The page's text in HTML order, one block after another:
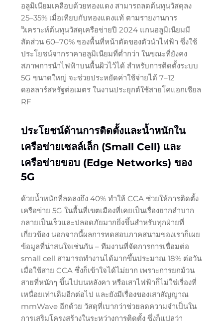
อลูมิเนียมเคลือบด้วยทองแดง สามารถลดต้นทุนวัสดุลง
25–35% เมื่อเทียบกับทองแดงแท้ ตามรายงานการ
วิเคราะห์ต้นทุนวัสดุเครือข่ายปี 2024 แกนอลูมิเนียมมี
สัดส่วน 60–70% ของพื้นที่หน้าตัดของตัวนำไฟฟ้า ซึ่งใช้
ประโยชน์จากราคาอลูมิเนียมที่ต่ำกว่า ในขณะที่ยังคง
สภาพการนำไฟฟ้าบนพื้นผิวไว้ได้ สำหรับการติดตั้งระบบ
5G ขนาดใหญ่ จะช่วยประหยัดค่าใช้จ่ายได้ 7–12
ดอลลาร์สหรัฐต่อเมตร ในงานประยุกต์ใช้สายโคแอกเชียล
RF
ประโยชน์ด้านการติดตั้งและน้ำหนักใน
เครือข่ายเซลล์เล็ก (Small Cell) และ
เครือข่ายขอบ (Edge Networks) ของ
5G
ด้วยน้ำหนักที่ลดลงถึง 40% ทำให้ CCA ช่วยให้การติดตั้ง
เครือข่าย 5G ในพื้นที่เขตเมืองที่เคยเป็นเรื่องยากลำบาก
กลายเป็นเร็วและปลอดภัยมากยิ่งขึ้นสำหรับทุกฝ่ายที่
เกี่ยวข้อง นอกจากนี้ผลการทดสอบภาคสนามของเราก็เผย
ข้อมูลที่น่าสนใจเช่นกัน – ทีมงานที่จัดการการเชื่อมต่อ
small cell สามารถทำงานได้มากขึ้นประมาณ 18% ต่อวัน
เมื่อใช้สาย CCA ซึ่งก็เข้าใจได้ไม่ยาก เพราะการยกม้วน
สายที่หนักๆ ขึ้นไปบนหลังคา หรือเสาไฟฟ้าก็ไม่ใช่เรื่องที่
เหนื่อยเท่าเดิมอีกต่อไป และยังมีเรื่องของเสาสัญญาณ
mmWave อีกด้วย วัสดุที่เบากว่าช่วยลดความจำเป็นใน
การเสริมโครงสร้างในระหว่างการติดตั้ง ซึ่งก็แปลว่า